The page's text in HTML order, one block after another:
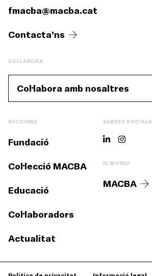
fmacba@macba.cat
Contacta’ns
COL·LABORA
Col·labora amb nosaltres
SECCIONS
Fundació
Col·lecció MACBA
Educació
Col·laboradors
Actualitat
XARXES SOCIALS
EL MUSEU
MACBA